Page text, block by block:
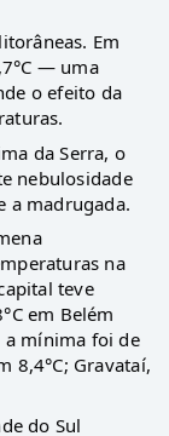
Em
— uma
o efeito da
da Serra, o
nebulosidade
a madrugada.
na
teve
em Belém
a mínima foi de
8,4°C; Gravataí,
do Sul